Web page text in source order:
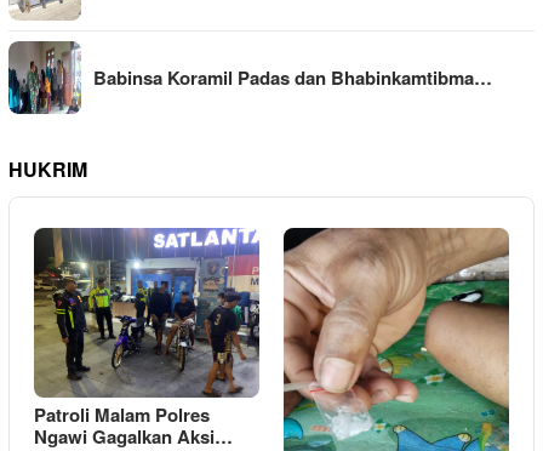
Babinsa Koramil Padas dan Bhabinkamtibma…
HUKRIM
Patroli Malam Polres
Ngawi Gagalkan Aksi…